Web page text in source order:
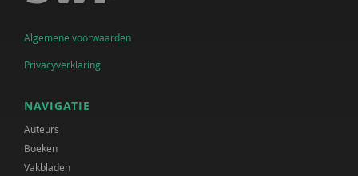
Algemene voorwaarden
Privacyverklaring
NAVIGATIE
Auteurs
Boeken
Vakbladen